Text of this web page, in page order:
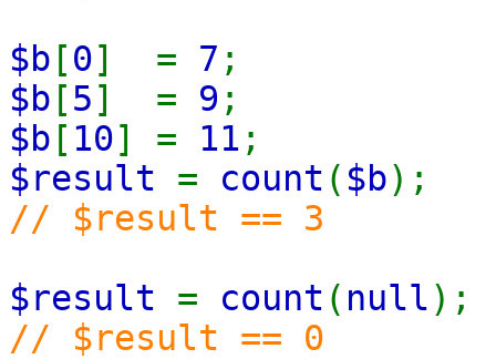
$b [0] = 7 ;
$b [5] = 9 ;
$b [ 10] = 11 ;
$result = count ( $b);
// $result == 3
$result = count ( null);
// $result == 0